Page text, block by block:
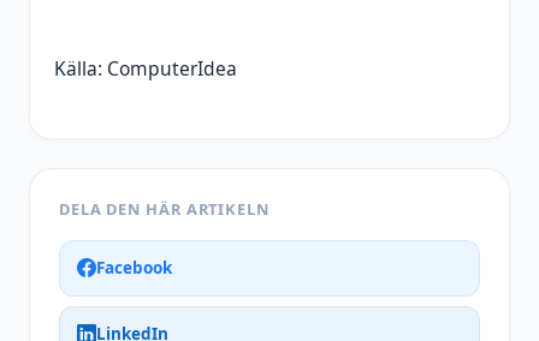
Källa: ComputerIdea
DELA DEN HÄR ARTIKELN
Facebook
LinkedIn